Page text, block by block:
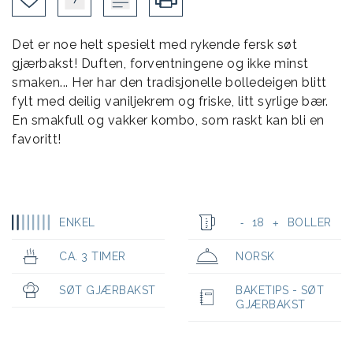
Det er noe helt spesielt med rykende fersk søt
gjærbakst! Duften, forventningene og ikke minst
smaken... Her har den tradisjonelle bolledeigen blitt
fylt med deilig vaniljekrem og friske, litt syrlige bær.
En smakfull og vakker kombo, som raskt kan bli en
favoritt!
ENKEL - 18 + BOLLER
CA. 3 TIMER NORSK
SØT GJÆRBAKST
BAKETIPS - SØT
GJÆRBAKST